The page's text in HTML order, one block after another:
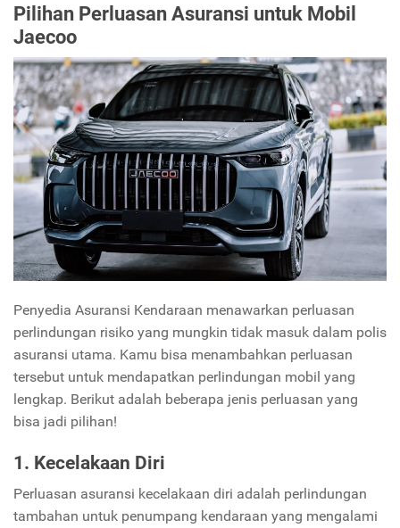
Pilihan Perluasan Asuransi untuk Mobil
Jaecoo
Penyedia Asuransi Kendaraan menawarkan perluasan
perlindungan risiko yang mungkin tidak masuk dalam polis
asuransi utama. Kamu bisa menambahkan perluasan
tersebut untuk mendapatkan perlindungan mobil yang
lengkap. Berikut adalah beberapa jenis perluasan yang
bisa jadi pilihan!
1. Kecelakaan Diri
Perluasan asuransi kecelakaan diri adalah perlindungan
tambahan untuk penumpang kendaraan yang mengalami